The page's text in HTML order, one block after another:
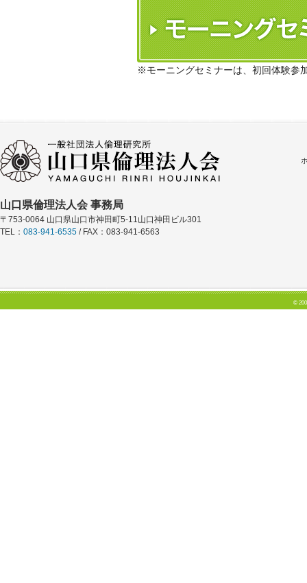
※モーニングセミナーは、初回体験参
山口県倫理法人会 事務局
〒753-0064 山口県山口市神田町5-11山口神田ビル301
TEL： 083-941-6535 / FAX：083-941-6563
©